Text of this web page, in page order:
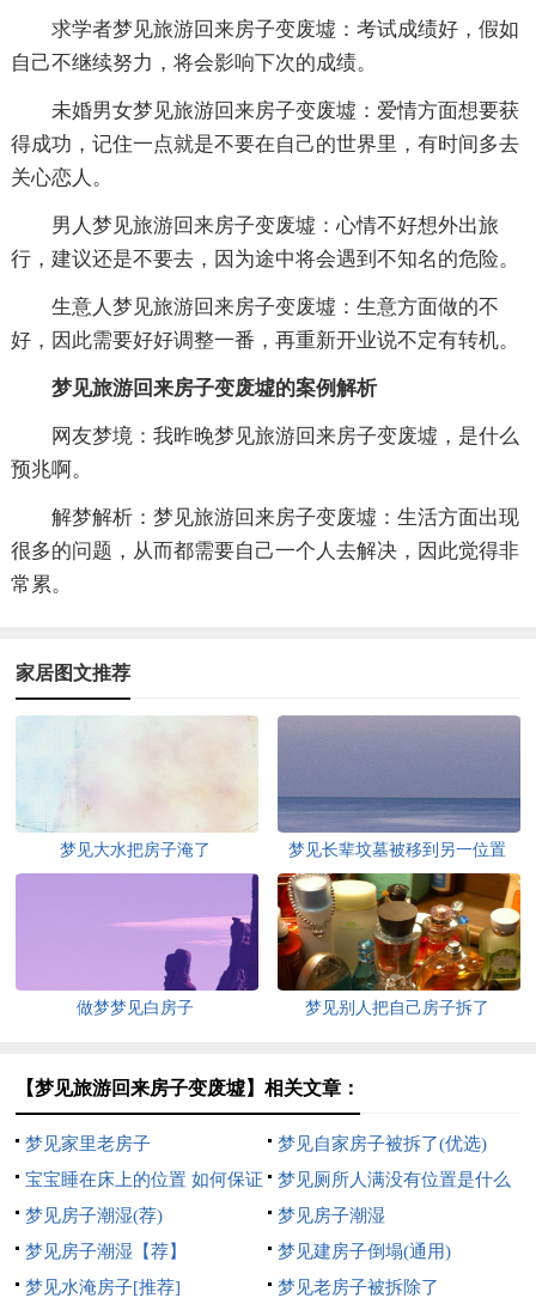
求学者梦见旅游回来房子变废墟：考试成绩好，假如
自己不继续努力，将会影响下次的成绩。
未婚男女梦见旅游回来房子变废墟：爱情方面想要获
得成功，记住一点就是不要在自己的世界里，有时间多去
关心恋人。
男人梦见旅游回来房子变废墟：心情不好想外出旅
行，建议还是不要去，因为途中将会遇到不知名的危险。
生意人梦见旅游回来房子变废墟：生意方面做的不
好，因此需要好好调整一番，再重新开业说不定有转机。
梦见旅游回来房子变废墟的案例解析
网友梦境：我昨晚梦见旅游回来房子变废墟，是什么
预兆啊。
解梦解析：梦见旅游回来房子变废墟：生活方面出现
很多的问题，从而都需要自己一个人去解决，因此觉得非
常累。
家居图文推荐
梦见大水把房子淹了 梦见长辈坟墓被移到另一位置
做梦梦见白房子 梦见别人把自己房子拆了
【梦见旅游回来房子变废墟】相关文章：
梦见家里老房子
梦见自家房子被拆了(优选)
宝宝睡在床上的位置 如何保证
宝宝安全
梦见厕所人满没有位置是什么
意思
梦见房子潮湿(荐)
梦见房子潮湿
梦见房子潮湿【荐】
梦见建房子倒塌(通用)
梦见水淹房子[推荐]
梦见老房子被拆除了